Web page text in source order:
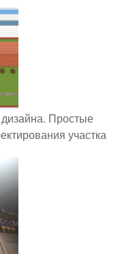
Простые
участка